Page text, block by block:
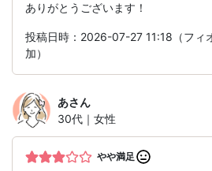
ありがとうございます！
投稿日時：2026-07-27 11:18（フィ
加）
あさん
30代｜女性
やや満足